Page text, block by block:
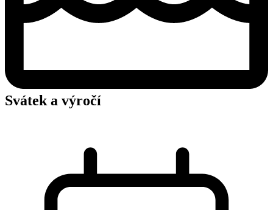
Svátek a výročí